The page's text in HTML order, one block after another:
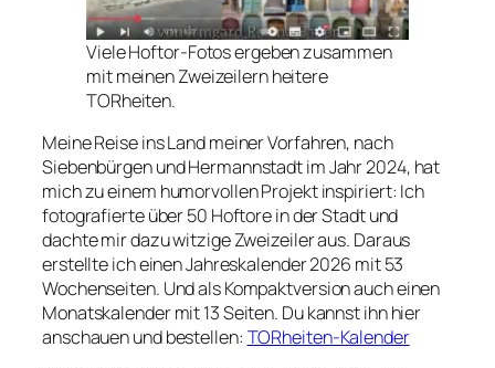
Viele Hoftor-Fotos ergeben zusammen
mit meinen Zweizeilern heitere
TORheiten.
Meine Reise ins Land meiner Vorfahren, nach
Siebenbürgen und Hermannstadt im Jahr 2024, hat
mich zu einem humorvollen Projekt inspiriert: Ich
fotografierte über 50 Hoftore in der Stadt und
dachte mir dazu witzige Zweizeiler aus. Daraus
erstellte ich einen Jahreskalender 2026 mit 53
Wochenseiten. Und als Kompaktversion auch einen
Monatskalender mit 13 Seiten. Du kannst ihn hier
anschauen und bestellen: TORheiten-Kalender